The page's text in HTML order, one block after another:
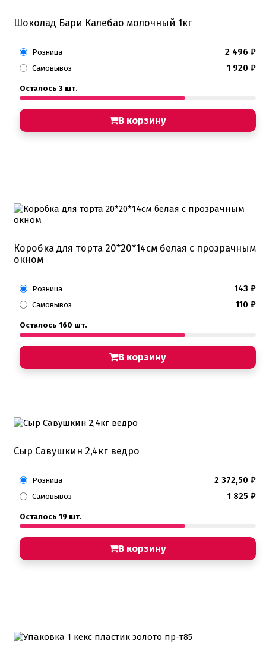
Шоколад Бари Калебао молочный 1кг
Розница 2 496 ₽
Самовывоз 1 920 ₽
Осталось 3 шт.
В корзину
Коробка для торта 20*20*14см белая с прозрачным
окном
Розница 143 ₽
Самовывоз 110 ₽
Осталось 160 шт.
В корзину
Сыр Савушкин 2,4кг ведро
Розница 2 372,50 ₽
Самовывоз 1 825 ₽
Осталось 19 шт.
В корзину